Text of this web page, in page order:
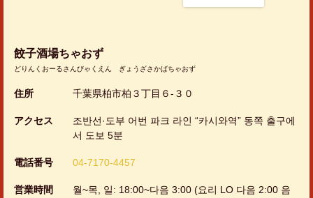
餃子酒場ちゃおず
どりんくおーるさんびゃくえん ぎょうざさかばちゃおず
住所 千葉県柏市柏３丁目６-３０
アクセス
조반선·도부 어번 파크 라인 “카시와역” 동쪽 출구에
서 도보 5분
電話番号 04-7170-4457
営業時間
월~목, 일: 18:00~다음 3:00 (요리 LO 다음 2:00 음